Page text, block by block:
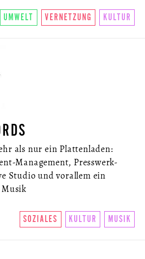
UMWELT VERNETZUNG KULTUR
als nur ein Plattenladen:
Management, Presswerk-
Studio und vorallem ein
SOZIALES KULTUR MUSIK